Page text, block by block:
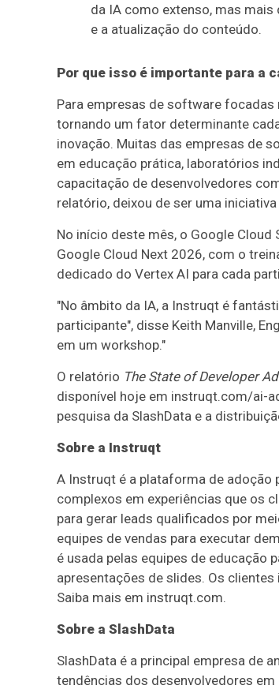
da IA como extenso, mas
e a atualização do conteúdo.
Por que isso é importante para a
Para empresas de software focadas
tornando um fator determinante
inovação. Muitas das empresas de
em educação prática, laboratórios
capacitação de desenvolvedores
relatório, deixou de ser uma
No início deste mês, o Google Cloud
Google Cloud Next 2026, com o
dedicado do Vertex AI para cada
"No âmbito da IA, a Instruqt é
participante", disse Keith Manville,
em um workshop."
O relatório The State of Developer
disponível hoje em instruqt.com/ai-
pesquisa da SlashData e a
Sobre a Instruqt
A Instruqt é a plataforma de adoção
complexos em experiências que os
para gerar leads qualificados por
equipes de vendas para executar
é usada pelas equipes de educação
apresentações de slides. Os clientes
Saiba mais em instruqt.com.
Sobre a SlashData
SlashData é a principal empresa de
tendências dos desenvolvedores em